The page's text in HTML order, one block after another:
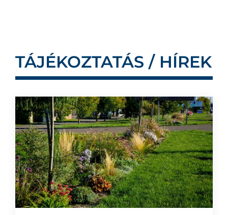
TÁJÉKOZTATÁS / HÍREK